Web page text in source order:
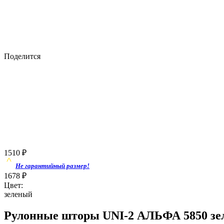
Поделится
1510 ₽
Не гарантийный размер!
1678 ₽
Цвет:
зеленый
Рулонные шторы UNI-2 АЛЬФА 5850